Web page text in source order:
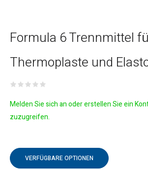
Formula 6 Trennmittel
Thermoplaste und
Melden Sie sich an oder erstellen Sie ein
zuzugreifen.
VERFÜGBARE OPTIONEN